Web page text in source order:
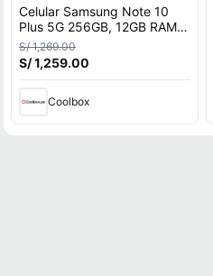
Celular Samsung Note 10
Plus 5G 256GB, 12GB RAM,
cámara trasera 12MP, frontal
10MP, 6.8"", AuroraGlow
S/ 1,269.00
S/ 1,259.00
Coolbox